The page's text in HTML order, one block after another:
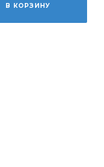
В КОРЗИНУ